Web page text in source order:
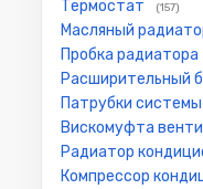
Термостат (157)
Масляный
Пробка радиатора
Расширительный
Патрубки
Вискомуфта
Радиатор
Компрессор